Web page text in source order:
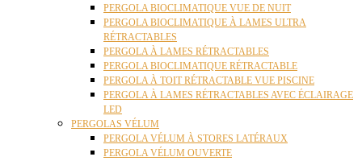
PERGOLA BIOCLIMATIQUE VUE DE NUIT
PERGOLA BIOCLIMATIQUE À LAMES ULTRA
RÉTRACTABLES
PERGOLA À LAMES RÉTRACTABLES
PERGOLA BIOCLIMATIQUE RÉTRACTABLE
PERGOLA À TOIT RÉTRACTABLE VUE PISCINE
PERGOLA À LAMES RÉTRACTABLES AVEC ÉCLAIRAGE
LED
PERGOLAS VÉLUM
PERGOLA VÉLUM À STORES LATÉRAUX
PERGOLA VÉLUM OUVERTE